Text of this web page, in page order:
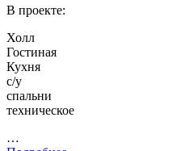
В проекте:
Холл
Гостиная
Кухня
с/у
спальни
техническое
…